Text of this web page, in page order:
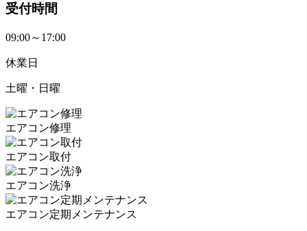
受付時間
09:00～17:00
休業日
土曜・日曜
エアコン修理
エアコン取付
エアコン洗浄
エアコン定期メンテナンス